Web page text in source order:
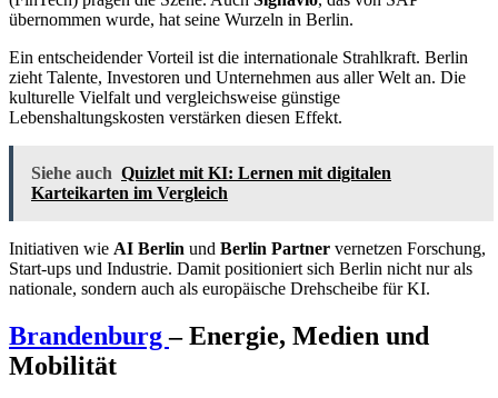
übernommen wurde, hat seine Wurzeln in Berlin.
Ein entscheidender Vorteil ist die internationale Strahlkraft. Berlin
zieht Talente, Investoren und Unternehmen aus aller Welt an. Die
kulturelle Vielfalt und vergleichsweise günstige
Lebenshaltungskosten verstärken diesen Effekt.
Siehe auch Quizlet mit KI: Lernen mit digitalen
Karteikarten im Vergleich
Initiativen wie AI Berlin und Berlin Partner vernetzen Forschung,
Start-ups und Industrie. Damit positioniert sich Berlin nicht nur als
nationale, sondern auch als europäische Drehscheibe für KI.
Brandenburg– Energie, Medien und
Mobilität